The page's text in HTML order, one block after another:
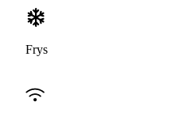
Frys